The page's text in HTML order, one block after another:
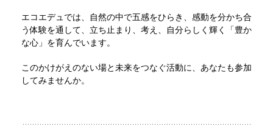
エコエデュでは、自然の中で五感をひらき、感動を分かち合
う体験を通して、立ち止まり、考え、自分らしく輝く「豊か
な心」を育んでいます。
このかけがえのない場と未来をつなぐ活動に、あなたも参加
してみませんか。